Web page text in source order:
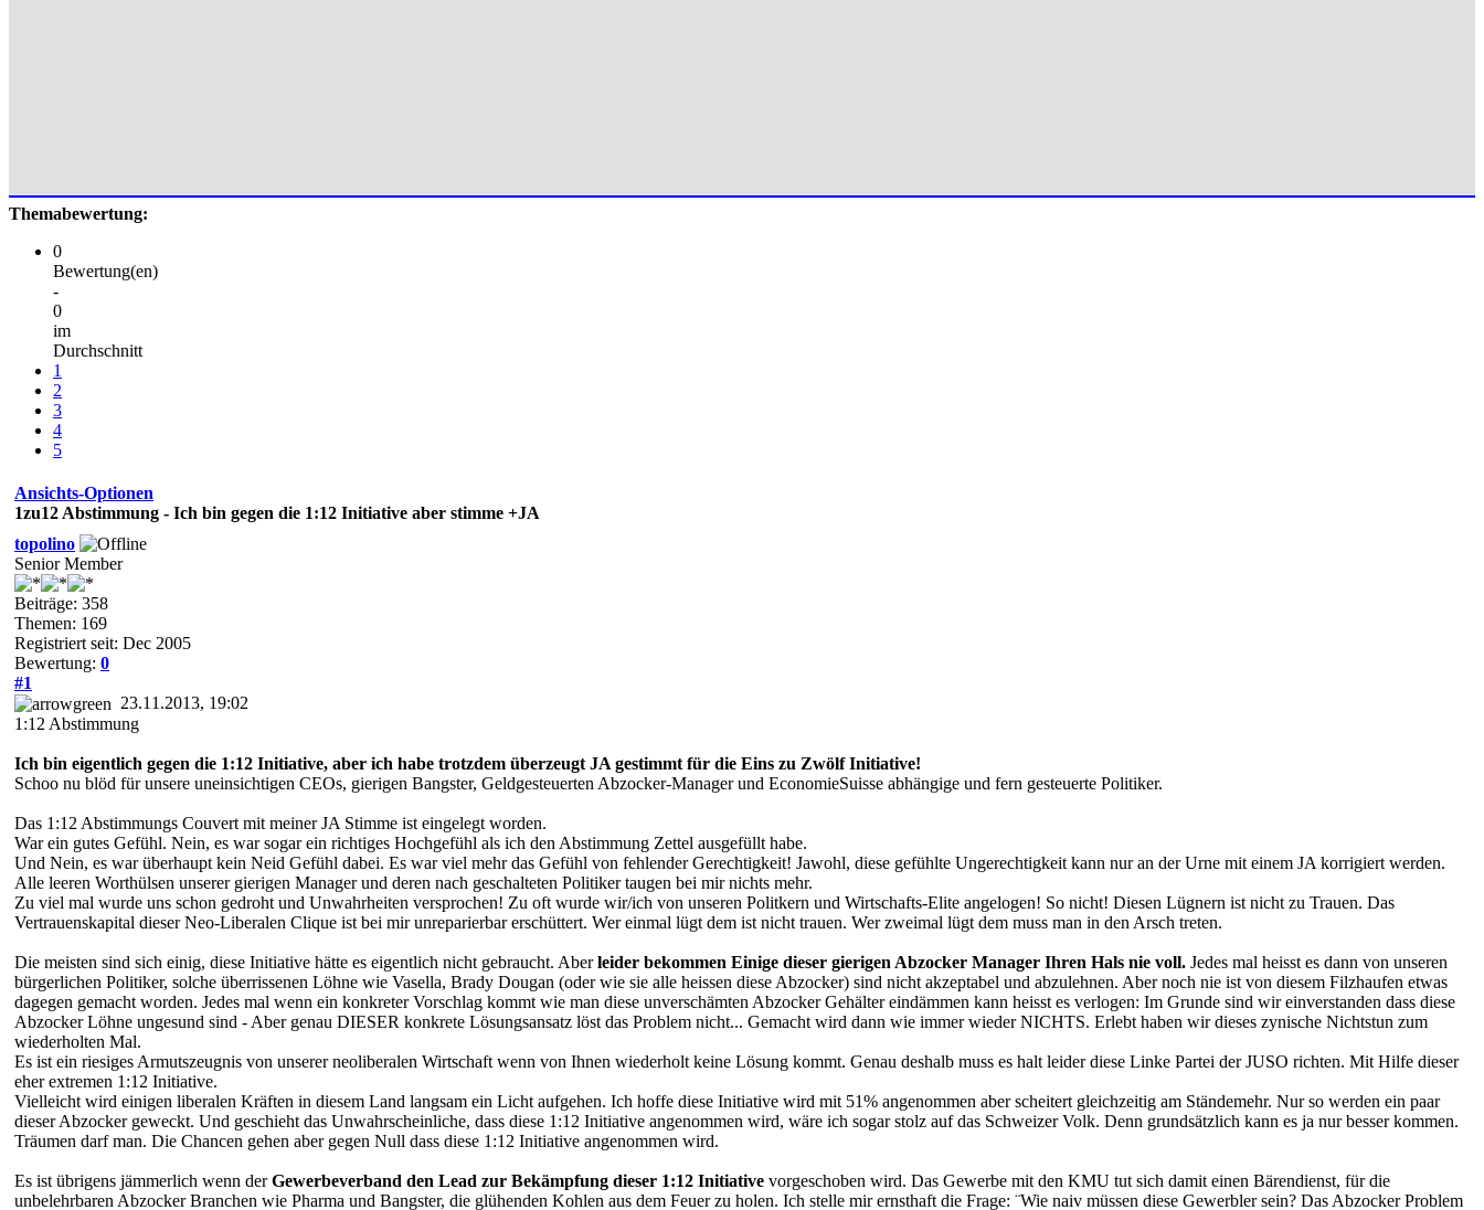
Themabewertung:
0
Bewertung(en)
-
0
im
Durchschnitt
1
2
3
4
5
Ansichts-Optionen
1zu12 Abstimmung - Ich bin gegen die 1:12 Initiative aber stimme +JA
topolino
Senior Member
Beiträge: 358
Themen: 169
Registriert seit: Dec 2005
Bewertung: 0
#1
23.11.2013, 19:02
1:12 Abstimmung
Ich bin eigentlich gegen die 1:12 Initiative, aber ich habe trotzdem überzeugt JA gestimmt für die Eins zu Zwölf Initiative!
Schoo nu blöd für unsere uneinsichtigen CEOs, gierigen Bangster, Geldgesteuerten Abzocker-Manager und EconomieSuisse abhängige und fern gesteuerte Politiker.
Das 1:12 Abstimmungs Couvert mit meiner JA Stimme ist eingelegt worden.
War ein gutes Gefühl. Nein, es war sogar ein richtiges Hochgefühl als ich den Abstimmung Zettel ausgefüllt habe.
Und Nein, es war überhaupt kein Neid Gefühl dabei. Es war viel mehr das Gefühl von fehlender Gerechtigkeit! Jawohl, diese gefühlte Ungerechtigkeit kann nur an der Urne mit einem JA korrigiert werden.
Alle leeren Worthülsen unserer gierigen Manager und deren nach geschalteten Politiker taugen bei mir nichts mehr.
Zu viel mal wurde uns schon gedroht und Unwahrheiten versprochen! Zu oft wurde wir/ich von unseren Politkern und Wirtschafts-Elite angelogen! So nicht! Diesen Lügnern ist nicht zu Trauen. Das
Vertrauenskapital dieser Neo-Liberalen Clique ist bei mir unreparierbar erschüttert. Wer einmal lügt dem ist nicht trauen. Wer zweimal lügt dem muss man in den Arsch treten.
Die meisten sind sich einig, diese Initiative hätte es eigentlich nicht gebraucht. Aberleider bekommen Einige dieser gierigen Abzocker Manager Ihren Hals nie voll. Jedes mal heisst es dann von unseren
bürgerlichen Politiker, solche überrissenen Löhne wie Vasella, Brady Dougan (oder wie sie alle heissen diese Abzocker) sind nicht akzeptabel und abzulehnen. Aber noch nie ist von diesem Filzhaufen etwas
dagegen gemacht worden. Jedes mal wenn ein konkreter Vorschlag kommt wie man diese unverschämten Abzocker Gehälter eindämmen kann heisst es verlogen: Im Grunde sind wir einverstanden dass diese
Abzocker Löhne ungesund sind - Aber genau DIESER konkrete Lösungsansatz löst das Problem nicht... Gemacht wird dann wie immer wieder NICHTS. Erlebt haben wir dieses zynische Nichtstun zum
wiederholten Mal.
Es ist ein riesiges Armutszeugnis von unserer neoliberalen Wirtschaft wenn von Ihnen wiederholt keine Lösung kommt. Genau deshalb muss es halt leider diese Linke Partei der JUSO richten. Mit Hilfe dieser
eher extremen 1:12 Initiative.
Vielleicht wird einigen liberalen Kräften in diesem Land langsam ein Licht aufgehen. Ich hoffe diese Initiative wird mit 51% angenommen aber scheitert gleichzeitig am Ständemehr. Nur so werden ein paar
dieser Abzocker geweckt. Und geschieht das Unwahrscheinliche, dass diese 1:12 Initiative angenommen wird, wäre ich sogar stolz auf das Schweizer Volk. Denn grundsätzlich kann es ja nur besser kommen.
Träumen darf man. Die Chancen gehen aber gegen Null dass diese 1:12 Initiative angenommen wird.
Es ist übrigens jämmerlich wenn derGewerbeverband den Lead zur Bekämpfung dieser 1:12 Initiative vorgeschoben wird. Das Gewerbe mit den KMU tut sich damit einen Bärendienst, für die
unbelehrbaren Abzocker Branchen wie Pharma und Bangster, die glühenden Kohlen aus dem Feuer zu holen. Ich stelle mir ernsthaft die Frage: ¨Wie naiv müssen diese Gewerbler sein? Das Abzocker Problem